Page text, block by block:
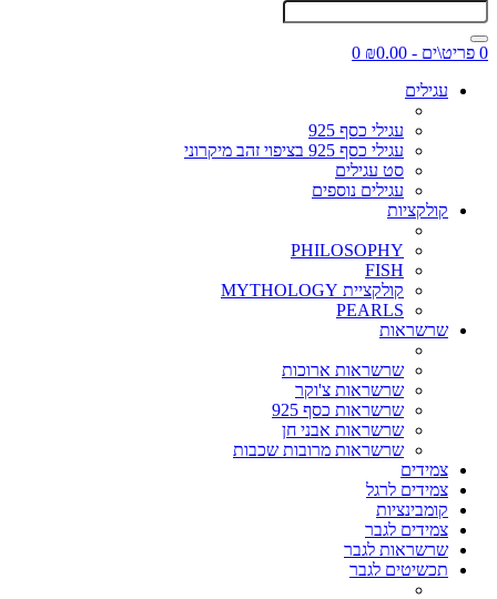
0 פריט\ים - ₪0.00
0
עגילים
עגילי כסף 925
עגילי כסף 925 בציפוי זהב מיקרוני
סט עגילים
עגילים נוספים
קולקציות
PHILOSOPHY
FISH
קולקציית MYTHOLOGY
PEARLS
שרשראות
שרשראות ארוכות
שרשראות צ'וקר
שרשראות כסף 925
שרשראות אבני חן
שרשראות מרובות שכבות
צמידים
צמידים לרגל
קומבינציות
צמידים לגבר
שרשראות לגבר
תכשיטים לגבר